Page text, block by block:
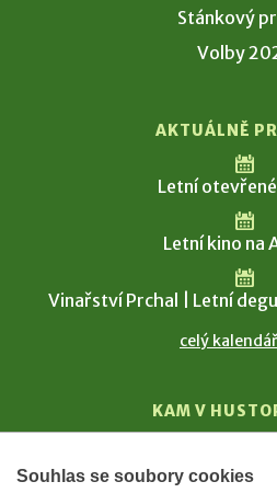
Stánkový
Volby
AKTUÁLNĚ
Letní
Letní kino na
Vinařství Prchal | Letní
celý
KAM V
T. G.
Souhlas se soubory cookies